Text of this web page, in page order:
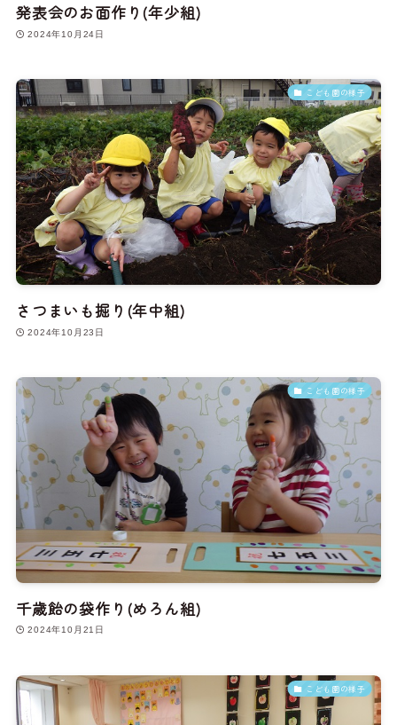
発表会のお面作り(年少組)
2024年10月24日
こども園の様子
さつまいも掘り(年中組)
2024年10月23日
こども園の様子
千歳飴の袋作り(めろん組)
2024年10月21日
こども園の様子